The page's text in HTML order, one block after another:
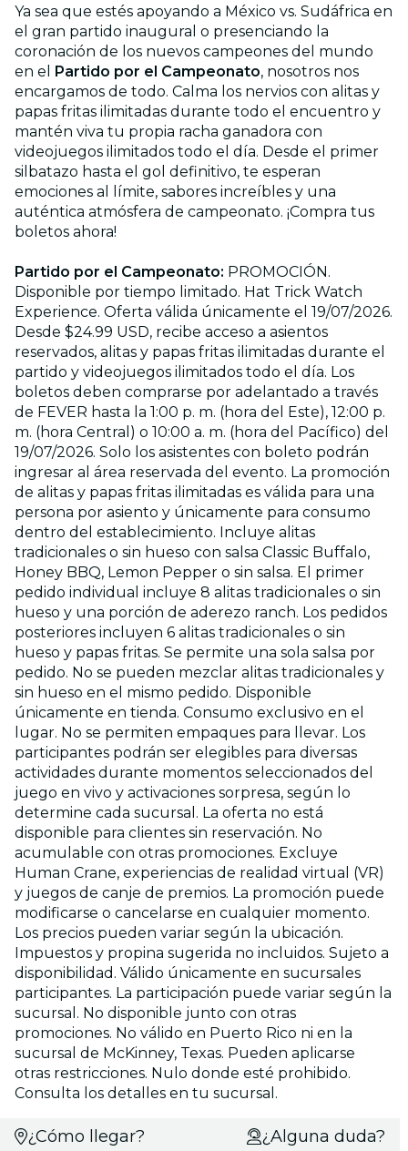
Ya sea que estés apoyando a México vs. Sudáfrica en
el gran partido inaugural o presenciando la
coronación de los nuevos campeones del mundo
en el Partido por el Campeonato, nosotros nos
encargamos de todo. Calma los nervios con alitas y
papas fritas ilimitadas durante todo el encuentro y
mantén viva tu propia racha ganadora con
videojuegos ilimitados todo el día. Desde el primer
silbatazo hasta el gol definitivo, te esperan
emociones al límite, sabores increíbles y una
auténtica atmósfera de campeonato. ¡Compra tus
boletos ahora!
Partido por el Campeonato: PROMOCIÓN.
Disponible por tiempo limitado. Hat Trick Watch
Experience. Oferta válida únicamente el 19/07/2026.
Desde $24.99 USD, recibe acceso a asientos
reservados, alitas y papas fritas ilimitadas durante el
partido y videojuegos ilimitados todo el día. Los
boletos deben comprarse por adelantado a través
de FEVER hasta la 1:00 p. m. (hora del Este), 12:00 p.
m. (hora Central) o 10:00 a. m. (hora del Pacífico) del
19/07/2026. Solo los asistentes con boleto podrán
ingresar al área reservada del evento. La promoción
de alitas y papas fritas ilimitadas es válida para una
persona por asiento y únicamente para consumo
dentro del establecimiento. Incluye alitas
tradicionales o sin hueso con salsa Classic Buffalo,
Honey BBQ, Lemon Pepper o sin salsa. El primer
pedido individual incluye 8 alitas tradicionales o sin
hueso y una porción de aderezo ranch. Los pedidos
posteriores incluyen 6 alitas tradicionales o sin
hueso y papas fritas. Se permite una sola salsa por
pedido. No se pueden mezclar alitas tradicionales y
sin hueso en el mismo pedido. Disponible
únicamente en tienda. Consumo exclusivo en el
lugar. No se permiten empaques para llevar. Los
participantes podrán ser elegibles para diversas
actividades durante momentos seleccionados del
juego en vivo y activaciones sorpresa, según lo
determine cada sucursal. La oferta no está
disponible para clientes sin reservación. No
acumulable con otras promociones. Excluye
Human Crane, experiencias de realidad virtual (VR)
y juegos de canje de premios. La promoción puede
modificarse o cancelarse en cualquier momento.
Los precios pueden variar según la ubicación.
Impuestos y propina sugerida no incluidos. Sujeto a
disponibilidad. Válido únicamente en sucursales
participantes. La participación puede variar según la
sucursal. No disponible junto con otras
promociones. No válido en Puerto Rico ni en la
sucursal de McKinney, Texas. Pueden aplicarse
otras restricciones. Nulo donde esté prohibido.
Consulta los detalles en tu sucursal.
¿Cómo llegar? ¿Alguna duda?